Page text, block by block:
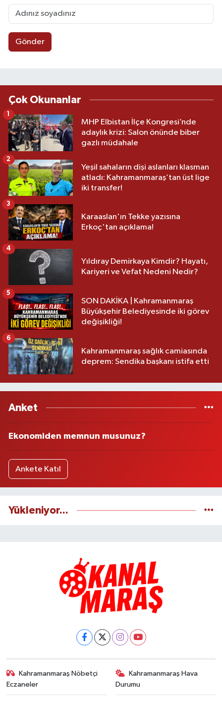
Gönder
Çok Okunanlar
MHP Elbistan İlçe Kongresi’nde
adaylık krizi: Salon önünde biber
gazlı müdahale
Yeşil sahaların dişi aslanları klasman
atladı: Kahramanmaraş’tan üst lige
iki transfer!
2
Karaaslan'ın Tekke yazısına
Erkoç'tan açıklama!
3
Yıldıray Demirkaya Kimdir? Hayatı,
Kariyeri ve Vefat Nedeni Nedir?
4
SON DAKİKA | Kahramanmaraş
Büyükşehir Belediyesinde iki görev
değişikliği!
5
Kahramanmaraş sağlık camiasında
deprem: Sendika başkanı istifa etti
6
Anket
Ekonomiden memnun musunuz?
Ankete Katıl
Yükleniyor...
Kahramanmaraş Nöbetçi
Eczaneler
Kahramanmaraş Hava
Durumu